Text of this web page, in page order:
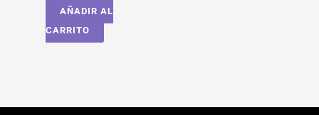
AÑADIR AL
CARRITO